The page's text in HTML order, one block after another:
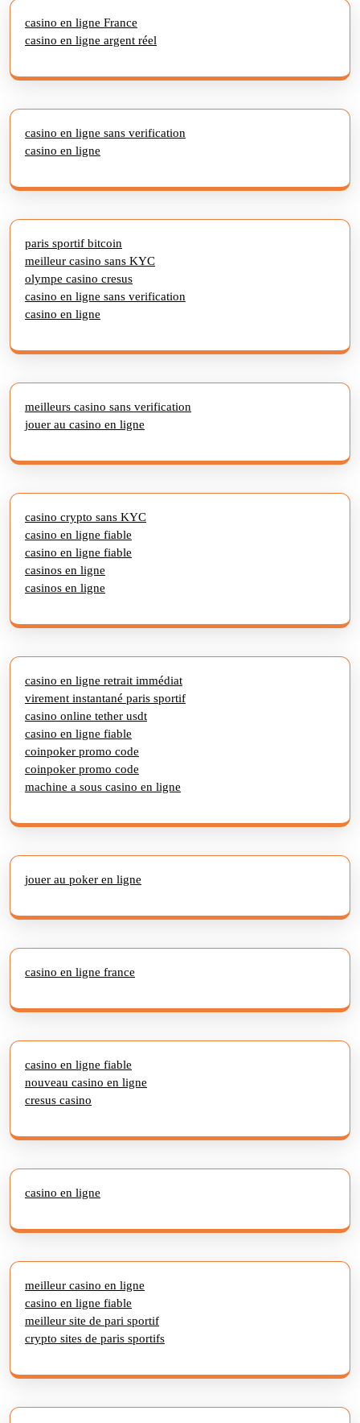
casino en ligne France
casino en ligne argent réel
casino en ligne sans verification
casino en ligne
paris sportif bitcoin
meilleur casino sans KYC
olympe casino cresus
casino en ligne sans verification
casino en ligne
meilleurs casino sans verification
jouer au casino en ligne
casino crypto sans KYC
casino en ligne fiable
casino en ligne fiable
casinos en ligne
casinos en ligne
casino en ligne retrait immédiat
virement instantané paris sportif
casino online tether usdt
casino en ligne fiable
coinpoker promo code
coinpoker promo code
machine a sous casino en ligne
jouer au poker en ligne
casino en ligne france
casino en ligne fiable
nouveau casino en ligne
cresus casino
casino en ligne
meilleur casino en ligne
casino en ligne fiable
meilleur site de pari sportif
crypto sites de paris sportifs